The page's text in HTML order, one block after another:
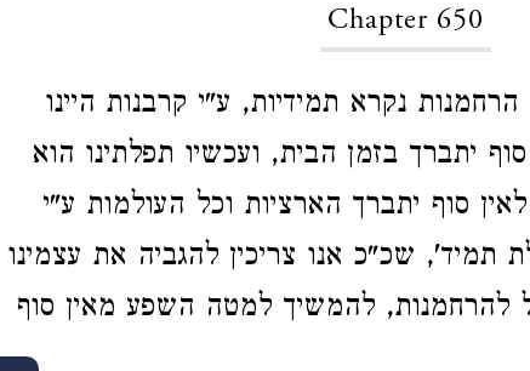
Chapter 650
הרחמנות נקרא תמידיות, ע"י קרבנות היינו
יתברך בזמן הבית, ועכשיו תפלתינו הוא
סוף יתברך הארציות וכל העולמות ע"י
תמיד', שכ"כ אנו צריכין להגביה את עצמינו
להרחמנות, להמשיך למטה השפע מאין סוף